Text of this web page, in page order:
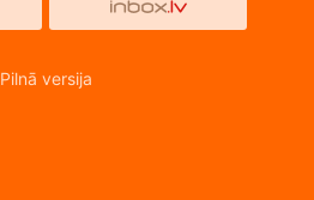
Pilnā versija